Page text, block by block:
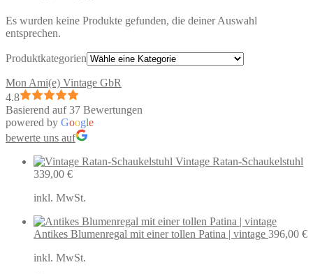
Es wurden keine Produkte gefunden, die deiner Auswahl
entsprechen.
Produktkategorien
Mon Ami(e) Vintage GbR
4.8
Basierend auf 37 Bewertungen
powered by Google
bewerte uns auf
Vintage Ratan-Schaukelstuhl
339,00 €
inkl. MwSt.
Antikes Blumenregal mit einer tollen Patina | vintage 396,00 €
inkl. MwSt.